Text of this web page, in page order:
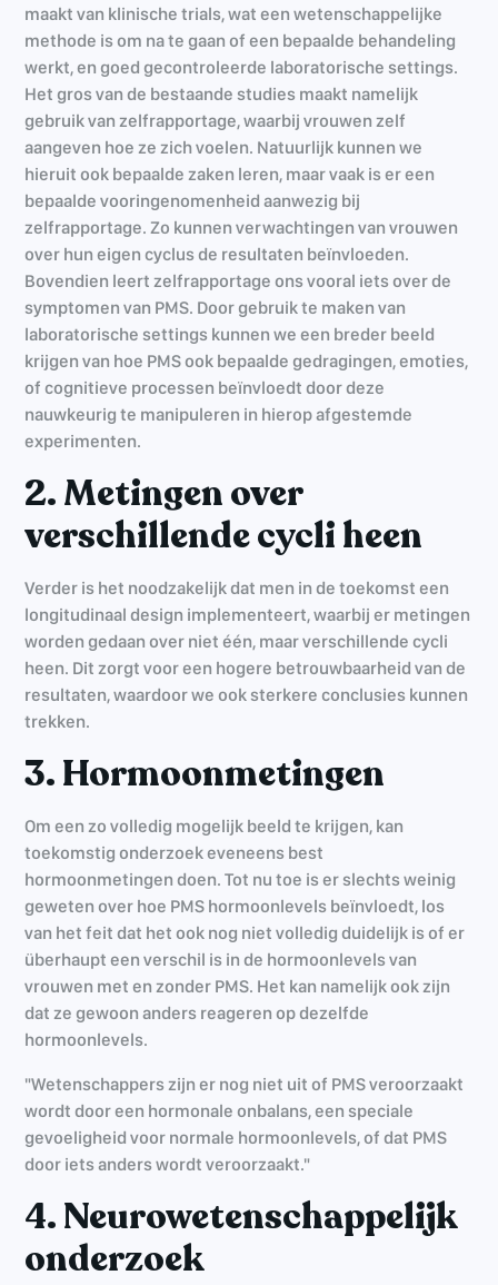
maakt van klinische trials, wat een wetenschappelijke
methode is om na te gaan of een bepaalde behandeling
werkt, en goed gecontroleerde laboratorische settings.
Het gros van de bestaande studies maakt namelijk
gebruik van zelfrapportage, waarbij vrouwen zelf
aangeven hoe ze zich voelen. Natuurlijk kunnen we
hieruit ook bepaalde zaken leren, maar vaak is er een
bepaalde vooringenomenheid aanwezig bij
zelfrapportage. Zo kunnen verwachtingen van vrouwen
over hun eigen cyclus de resultaten beïnvloeden.
Bovendien leert zelfrapportage ons vooral iets over de
symptomen van PMS. Door gebruik te maken van
laboratorische settings kunnen we een breder beeld
krijgen van hoe PMS ook bepaalde gedragingen, emoties,
of cognitieve processen beïnvloedt door deze
nauwkeurig te manipuleren in hierop afgestemde
experimenten.
2. Metingen over
verschillende cycli heen
Verder is het noodzakelijk dat men in de toekomst een
longitudinaal design implementeert, waarbij er metingen
worden gedaan over niet één, maar verschillende cycli
heen. Dit zorgt voor een hogere betrouwbaarheid van de
resultaten, waardoor we ook sterkere conclusies kunnen
trekken.
3. Hormoonmetingen
Om een zo volledig mogelijk beeld te krijgen, kan
toekomstig onderzoek eveneens best
hormoonmetingen doen. Tot nu toe is er slechts weinig
geweten over hoe PMS hormoonlevels beïnvloedt, los
van het feit dat het ook nog niet volledig duidelijk is of er
überhaupt een verschil is in de hormoonlevels van
vrouwen met en zonder PMS. Het kan namelijk ook zijn
dat ze gewoon anders reageren op dezelfde
hormoonlevels.
"Wetenschappers zijn er nog niet uit of PMS veroorzaakt
wordt door een hormonale onbalans, een speciale
gevoeligheid voor normale hormoonlevels, of dat PMS
door iets anders wordt veroorzaakt."
4. Neurowetenschappelijk
onderzoek